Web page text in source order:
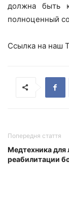
должна быть
полноценный
Ссылка на наш
Попередня стаття
Медтехника для
реабилитации